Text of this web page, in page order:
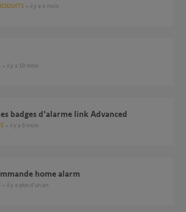
il y a 4 mois
il y a 10 mois
badges d'alarme link Advanced
il y a 6 mois
home alarm
il y a plus d'un an